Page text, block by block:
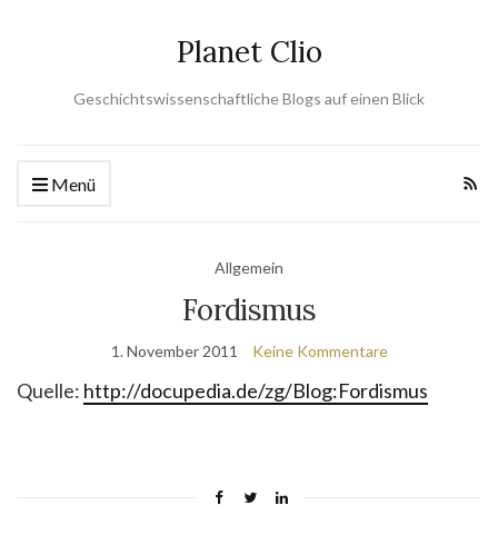
Planet Clio
Geschichtswissenschaftliche Blogs auf einen Blick
Menü
Allgemein
Fordismus
1. November 2011 Keine Kommentare
Quelle: http://docupedia.de/zg/Blog:Fordismus